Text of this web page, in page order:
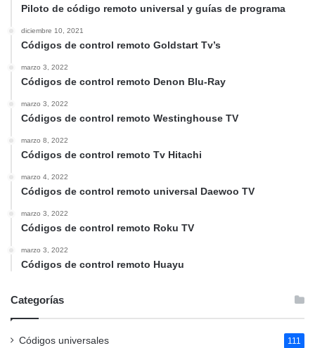
Piloto de código remoto universal y guías de programa
diciembre 10, 2021
Códigos de control remoto Goldstart Tv’s
marzo 3, 2022
Códigos de control remoto Denon Blu-Ray
marzo 3, 2022
Códigos de control remoto Westinghouse TV
marzo 8, 2022
Códigos de control remoto Tv Hitachi
marzo 4, 2022
Códigos de control remoto universal Daewoo TV
marzo 3, 2022
Códigos de control remoto Roku TV
marzo 3, 2022
Códigos de control remoto Huayu
Categorías
Códigos universales 111